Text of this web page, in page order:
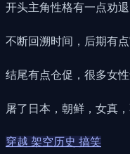
开头主角性格有一点劝
不断回溯时间，后期有点
结尾有点仓促，很多女
屠了日本，朝鲜，女真，
穿越 架空历史 搞笑